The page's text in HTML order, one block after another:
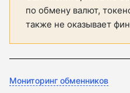
по обмену валют,
также не оказывает
Мониторинг обменников